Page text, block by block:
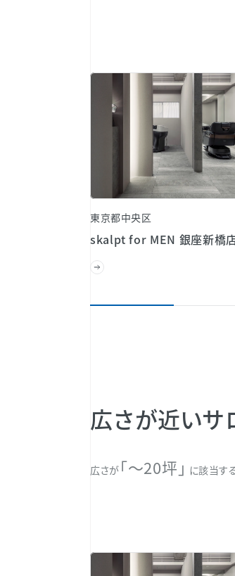
東京都中央区
skalpt for MEN 銀座新橋
広さが近いサ
広さが 「〜20坪」 に該当す